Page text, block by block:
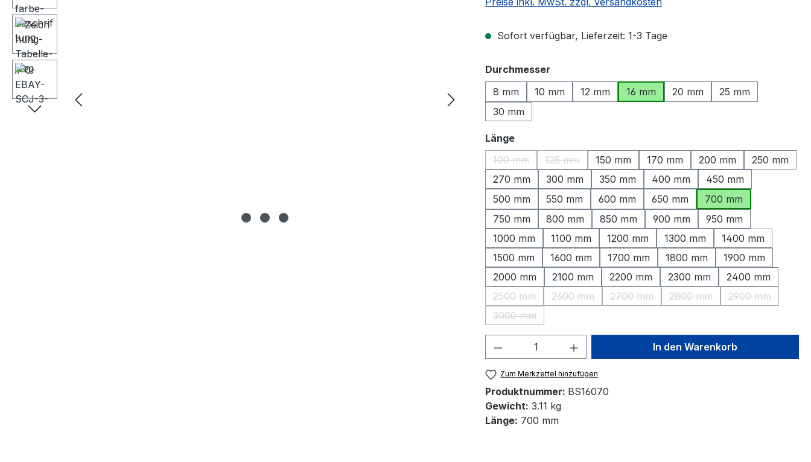
Sofort verfügbar, Lieferzeit: 1-3 Tage
Durchmesser
8 mm
10 mm 12 mm 16 mm 20 mm
25 mm
30 mm
Längeauswählen
100 mm
(Diese Option ist zurzeit nicht verfügbar.)
125 mm
(Diese Option ist zurzeit nicht verfügbar.)
150 mm 170 mm 200 mm
250 mm
270 mm
300 mm 350 mm 400 mm
450 mm
500 mm
550 mm 600 mm 650 mm
700 mm
750 mm
800 mm 850 mm 900 mm
950 mm
1000 mm
1100 mm 1200 mm 1300 mm
1400 mm
1500 mm
1600 mm 1700 mm 1800 mm
1900 mm
2000 mm
2100 mm 2200 mm 2300 mm
2400 mm
2500 mm
(Diese Option ist zurzeit nicht verfügbar.)
2600 mm
(Diese Option ist zurzeit nicht verfügbar.)
2700 mm
(Diese Option ist zurzeit nicht verfügbar.)
2800 mm
(Diese Option ist zurzeit nicht
2900 mm
(Diese Option
3000 mm
(Diese Option ist zurzeit nicht verfügbar.)
Produkt Anzahl: Gib den gewünschten Wert
In den Warenkorb
Zum Merkzettel hinzufügen
Produktnummer: BS16070
Gewicht: 3.11 kg
Länge: 700 mm